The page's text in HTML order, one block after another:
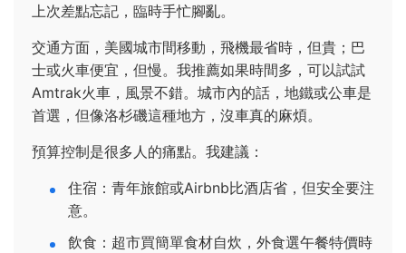
上次差點忘記，臨時手忙腳亂。
交通方面，美國城市間移動，飛機最省時，但貴；巴
士或火車便宜，但慢。我推薦如果時間多，可以試試
Amtrak火車，風景不錯。城市內的話，地鐵或公車是
首選，但像洛杉磯這種地方，沒車真的麻煩。
預算控制是很多人的痛點。我建議：
住宿：青年旅館或Airbnb比酒店省，但安全要注
意。
飲食：超市買簡單食材自炊，外食選午餐特價時